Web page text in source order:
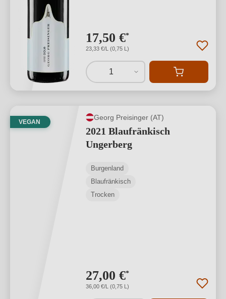
17,50 €*
23,33 €/L (0,75 L)
1
VEGAN
Georg Preisinger (AT)
2021 Blaufränkisch
Ungerberg
Burgenland
Blaufränkisch
Trocken
27,00 €*
36,00 €/L (0,75 L)